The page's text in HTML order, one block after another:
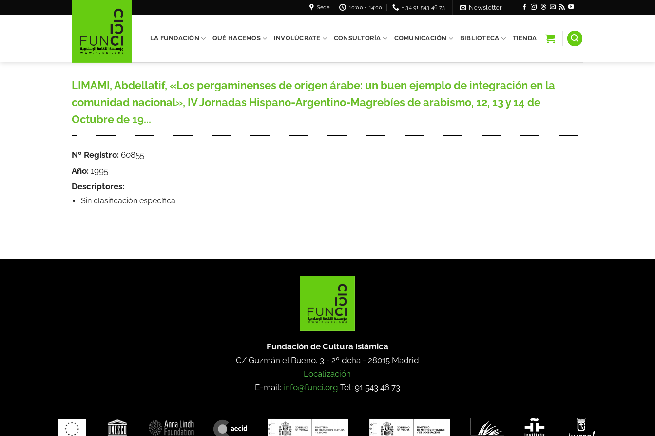
Sede 10:00 - 14:00 + 34 91 543 46 73 Newsletter
LA FUNDACIÓN QUÉ HACEMOS INVOLÚCRATE CONSULTORÍA COMUNICACIÓN BIBLIOTECA TIENDA
LIMAMI, Abdellatif, «Los pergaminenses de origen árabe: un buen ejemplo de integración en la
comunidad nacional», IV Jornadas Hispano-Argentino-Magrebíes de arabismo, 12, 13 y 14 de
Octubre de 19...
Nº Registro: 60855
Año: 1995
Descriptores:
Sin clasificación específica
Fundación de Cultura Islámica
C/ Guzmán el Bueno, 3 - 2º dcha - 28015 Madrid
Localización
E-mail: info@funci.org Tel: 91 543 46 73